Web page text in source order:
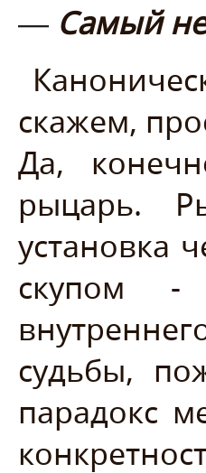
— Самый
скажем,
Да,
рыцарь.
установка
скупом -
судьбы,
парадокс